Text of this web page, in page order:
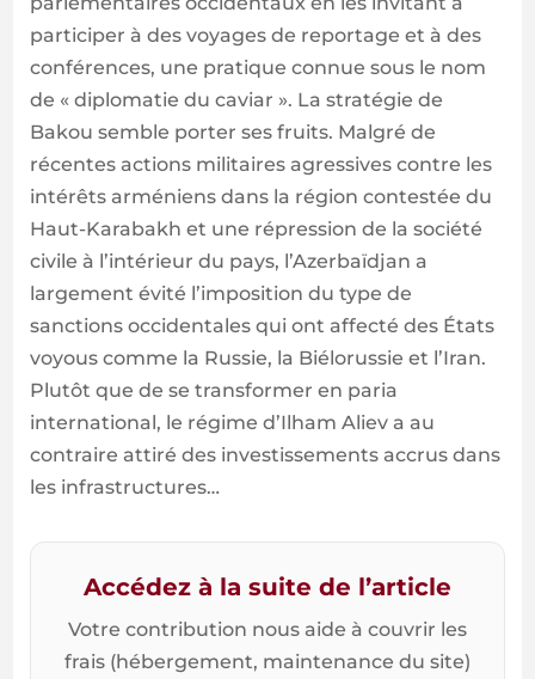
participer à des voyages de reportage et à des
conférences, une pratique connue sous le nom
de « diplomatie du caviar ». La stratégie de
Bakou semble porter ses fruits. Malgré de
récentes actions militaires agressives contre les
intérêts arméniens dans la région contestée du
Haut-Karabakh et une répression de la société
civile à l’intérieur du pays, l’Azerbaïdjan a
largement évité l’imposition du type de
sanctions occidentales qui ont affecté des États
voyous comme la Russie, la Biélorussie et l’Iran.
Plutôt que de se transformer en paria
international, le régime d’Ilham Aliev a au
contraire attiré des investissements accrus dans
les infrastructures…
Accédez à la suite de l’article
Votre contribution nous aide à couvrir les
frais (hébergement, maintenance du site)